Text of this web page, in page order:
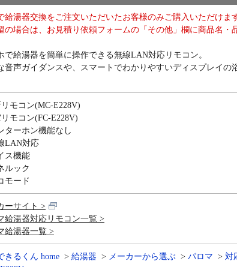
給湯器交換をご注文いただいたお客様のみご購入いただけま
の場合は、お見積り依頼フォームの「その他」欄に商品名・
で給湯器を簡単に操作できる無線LAN対応リモコン。
音声ガイダンスや、スマートでわかりやすいディスプレイの
モコン(MC-E228V)
モコン(FC-E228V)
ターホン機能なし
LAN対応
ス機能
ルック
モード
ーサイト >
給湯器対応リモコン一覧 >
給湯器一覧 >
きるくん home 給湯器 メーカーから選ぶ パロマ
対